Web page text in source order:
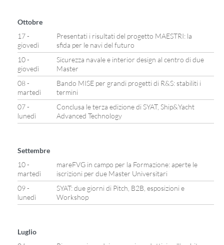
Ottobre
17 -
giovedì
Presentati i risultati del progetto MAESTRI: la
sfida per le navi del futuro
10 -
giovedì
Sicurezza navale e interior design al centro di due
Master
08 -
martedì
Bando MISE per grandi progetti di R&S: stabiliti i
termini
07 -
lunedì
Conclusa le terza edizione di SYAT, Ship&Yacht
Advanced Technology
Settembre
10 -
martedì
mareFVG in campo per la Formazione: aperte le
iscrizioni per due Master Universitari
09 -
lunedì
SYAT: due giorni di Pitch, B2B, esposizioni e
Workshop
Luglio